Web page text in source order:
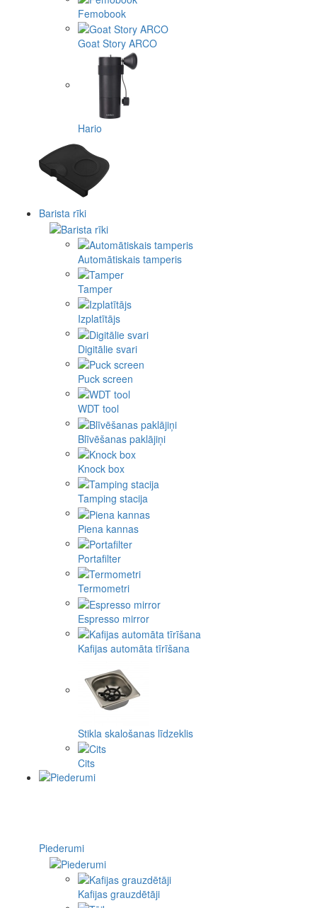
Femobook
Goat Story ARCO
Hario
Barista rīki
Automātiskais tamperis
Tamper
Izplatītājs
Digitālie svari
Puck screen
WDT tool
Blīvēšanas paklājiņi
Knock box
Tamping stacija
Piena kannas
Portafilter
Termometri
Espresso mirror
Kafijas automāta tīrīšana
Stikla skalošanas līdzeklis
Cits
Piederumi
Kafijas grauzdētāji